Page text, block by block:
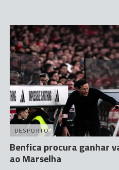
DESPORTO
Benfica procura ganhar
ao Marselha